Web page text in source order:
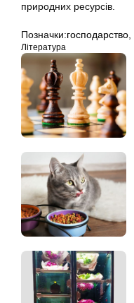
природних ресурсів.
Позначки:господарство
Література